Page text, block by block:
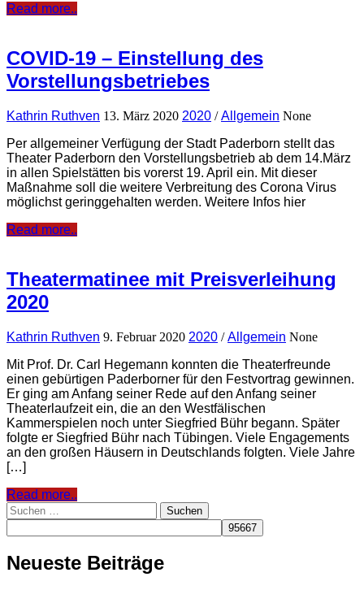
Read more..
COVID-19 – Einstellung des
Vorstellungsbetriebes
Kathrin Ruthven 13. März 2020 2020 /Allgemein None
Per allgemeiner Verfügung der Stadt Paderborn stellt das
Theater Paderborn den Vorstellungsbetrieb ab dem 14.März
in allen Spielstätten bis vorerst 19. April ein. Mit dieser
Maßnahme soll die weitere Verbreitung des Corona Virus
möglichst geringgehalten werden. Weitere Infos hier
Read more..
Theatermatinee mit Preisverleihung
2020
Kathrin Ruthven 9. Februar 2020 2020 /Allgemein None
Mit Prof. Dr. Carl Hegemann konnten die Theaterfreunde
einen gebürtigen Paderborner für den Festvortrag gewinnen.
Er ging am Anfang seiner Rede auf den Anfang seiner
Theaterlaufzeit ein, die an den Westfälischen
Kammerspielen noch unter Siegfried Bühr begann. Später
folgte er Siegfried Bühr nach Tübingen. Viele Engagements
an den großen Häusern in Deutschlands folgten. Viele Jahre
[…]
Read more..
Suchen
nach:
Neueste Beiträge